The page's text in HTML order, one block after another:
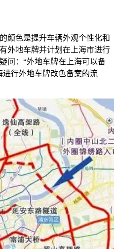
颜色是提升车辆外观个性化和
外地车牌并计划在上海市进行
问：“外地车牌在上海可以备
行外地车牌改色备案的流